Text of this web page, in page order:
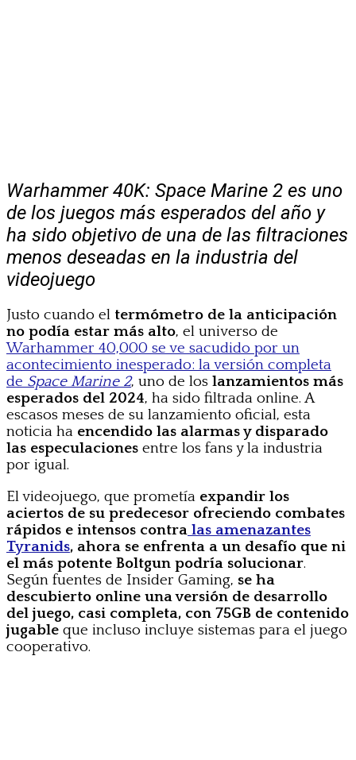
Warhammer 40K: Space Marine 2 es uno
de los juegos más esperados del año y
ha sido objetivo de una de las filtraciones
menos deseadas en la industria del
videojuego
Justo cuando el termómetro de la anticipación
no podía estar más alto, el universo de
Warhammer 40,000 se ve sacudido por un
acontecimiento inesperado: la versión completa
de Space Marine 2, uno de los lanzamientos más
esperados del 2024, ha sido filtrada online. A
escasos meses de su lanzamiento oficial, esta
noticia ha encendido las alarmas y disparado
las especulaciones entre los fans y la industria
por igual.
El videojuego, que prometía expandir los
aciertos de su predecesor ofreciendo combates
rápidos e intensos contra las amenazantes
Tyranids, ahora se enfrenta a un desafío que ni
el más potente Boltgun podría solucionar.
Según fuentes de Insider Gaming, se ha
descubierto online una versión de desarrollo
del juego, casi completa, con 75GB de contenido
jugable que incluso incluye sistemas para el juego
cooperativo.